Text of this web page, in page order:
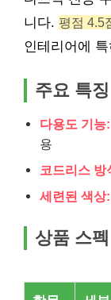
니다. 평점 4.5
인테리어에
주요 특징
다용도 기능:
용
코드리스 방
세련된 색상:
상품 스펙